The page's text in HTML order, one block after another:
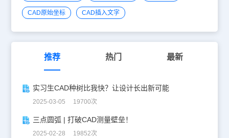
CAD原始坐标 CAD插入文字
推荐 热门 最新
实习生CAD种树比我快？让设计长出新可能
2025-03-05 19700次
三点圆弧 | 打破CAD测量壁垒！
2025-02-28 19852次